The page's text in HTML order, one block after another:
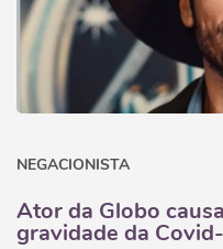
NEGACIONISTA
Ator da Globo
gravidade da